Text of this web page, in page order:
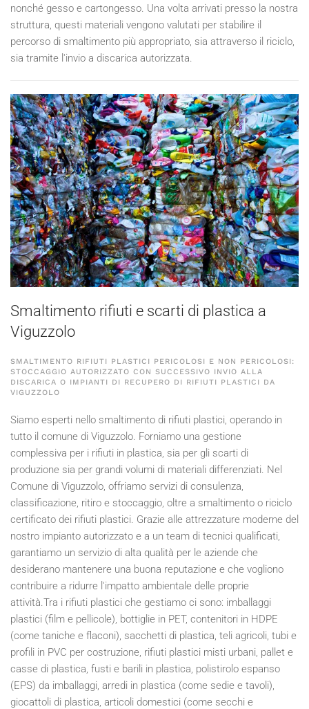
nonché gesso e cartongesso. Una volta arrivati presso la nostra
struttura, questi materiali vengono valutati per stabilire il
percorso di smaltimento più appropriato, sia attraverso il riciclo,
sia tramite l'invio a discarica autorizzata.
Smaltimento rifiuti e scarti di plastica a
Viguzzolo
SMALTIMENTO RIFIUTI PLASTICI PERICOLOSI E NON PERICOLOSI:
STOCCAGGIO AUTORIZZATO CON SUCCESSIVO INVIO ALLA
DISCARICA O IMPIANTI DI RECUPERO DI RIFIUTI PLASTICI DA
VIGUZZOLO
Siamo esperti nello smaltimento di rifiuti plastici, operando in
tutto il comune di Viguzzolo. Forniamo una gestione
complessiva per i rifiuti in plastica, sia per gli scarti di
produzione sia per grandi volumi di materiali differenziati. Nel
Comune di Viguzzolo, offriamo servizi di consulenza,
classificazione, ritiro e stoccaggio, oltre a smaltimento o riciclo
certificato dei rifiuti plastici. Grazie alle attrezzature moderne del
nostro impianto autorizzato e a un team di tecnici qualificati,
garantiamo un servizio di alta qualità per le aziende che
desiderano mantenere una buona reputazione e che vogliono
contribuire a ridurre l'impatto ambientale delle proprie
attività.Tra i rifiuti plastici che gestiamo ci sono: imballaggi
plastici (film e pellicole), bottiglie in PET, contenitori in HDPE
(come taniche e flaconi), sacchetti di plastica, teli agricoli, tubi e
profili in PVC per costruzione, rifiuti plastici misti urbani, pallet e
casse di plastica, fusti e barili in plastica, polistirolo espanso
(EPS) da imballaggi, arredi in plastica (come sedie e tavoli),
giocattoli di plastica, articoli domestici (come secchi e